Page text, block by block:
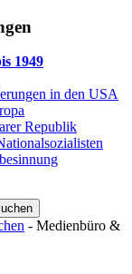
1949
in den USA
Republik
- Medienbüro &